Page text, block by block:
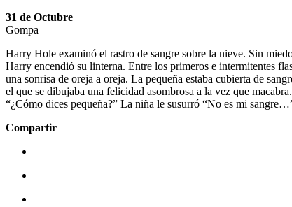
31 de Octubre
Gompa
Harry Hole examinó el rastro de sangre sobre la nieve. Sin
Harry encendió su linterna. Entre los primeros e intermitentes
una sonrisa de oreja a oreja. La pequeña estaba cubierta de
el que se dibujaba una felicidad asombrosa a la vez que
“¿Cómo dices pequeña?” La niña le susurró “No es mi
Compartir